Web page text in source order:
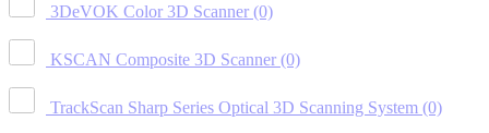
3DeVOK Color 3D Scanner (0)
KSCAN Composite 3D Scanner (0)
TrackScan Sharp Series Optical 3D Scanning System (0)